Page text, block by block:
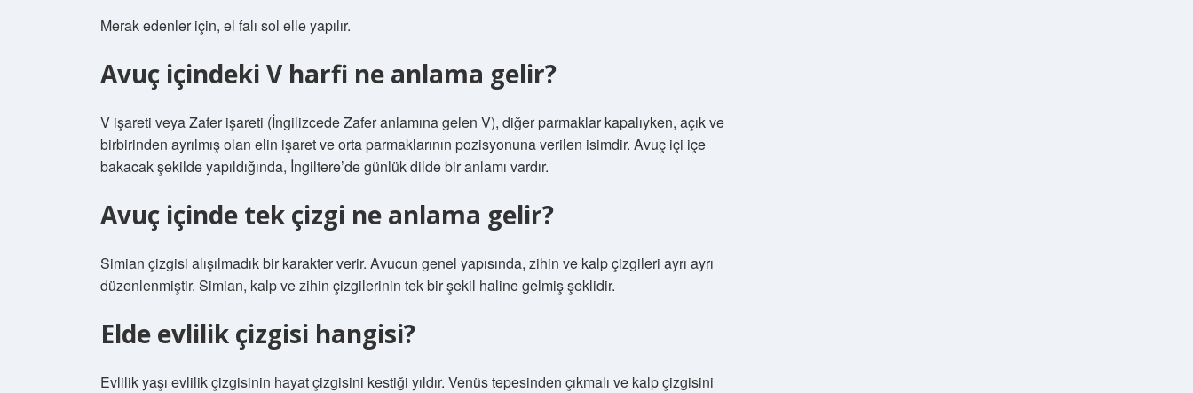
Merak edenler için, el falı sol elle yapılır.
Avuç içindeki V harfi ne anlama gelir?
V işareti veya Zafer işareti (İngilizcede Zafer anlamına gelen V), diğer parmaklar kapalıyken, açık ve
birbirinden ayrılmış olan elin işaret ve orta parmaklarının pozisyonuna verilen isimdir. Avuç içi içe
bakacak şekilde yapıldığında, İngiltere’de günlük dilde bir anlamı vardır.
Avuç içinde tek çizgi ne anlama gelir?
Simian çizgisi alışılmadık bir karakter verir. Avucun genel yapısında, zihin ve kalp çizgileri ayrı ayrı
düzenlenmiştir. Simian, kalp ve zihin çizgilerinin tek bir şekil haline gelmiş şeklidir.
Elde evlilik çizgisi hangisi?
Evlilik yaşı evlilik çizgisinin hayat çizgisini kestiği yıldır. Venüs tepesinden çıkmalı ve kalp çizgisini